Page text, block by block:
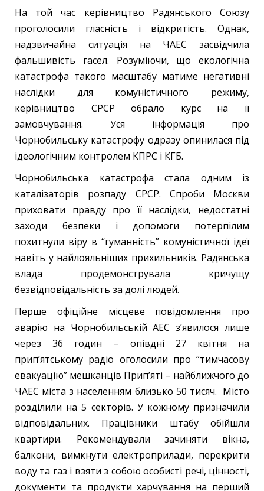
На той час керівництво Радянського Союзу
проголосили гласність і відкритість. Однак,
надзвичайна ситуація на ЧАЕС засвідчила
фальшивість гасел. Розуміючи, що екологічна
катастрофа такого масштабу матиме негативні
наслідки для комуністичного режиму,
керівництво СРСР обрало курс на її
замовчування. Уся інформація про
Чорнобильську катастрофу одразу опинилася під
ідеологічним контролем КПРС і КГБ.
Чорнобильська катастрофа стала одним із
каталізаторів розпаду СРСР. Спроби Москви
приховати правду про її наслідки, недостатні
заходи безпеки і допомоги потерпілим
похитнули віру в “гуманність” комуністичної ідеї
навіть у найлояльніших прихильників. Радянська
влада продемонструвала кричущу
безвідповідальність за долі людей.
Перше офіційне місцеве повідомлення про
аварію на Чорнобильській АЕС зʼявилося лише
через 36 годин – опівдні 27 квітня на
припʼятському радіо оголосили про “тимчасову
евакуацію” мешканців Припʼяті – найближчого до
ЧАЕС міста з населенням близько 50 тисяч. Місто
розділили на 5 секторів. У кожному призначили
відповідальних. Працівники штабу обійшли
квартири. Рекомендували зачиняти вікна,
балкони, вимкнути електроприлади, перекрити
воду та газ і взяти з собою особисті речі, цінності,
документи та продукти харчування на перший